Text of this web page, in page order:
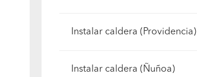
Instalar caldera (Providencia)
Instalar caldera (Ñuñoa)